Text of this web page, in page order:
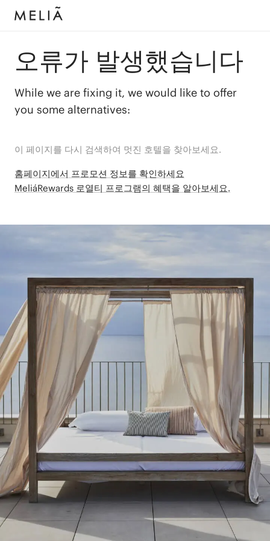
오류가 발생했습니다
While we are fixing it, we would like to offer
you some alternatives:
이 페이지를 다시 검색하여 멋진 호텔을 찾아보세요.
홈페이지에서 프로모션 정보를 확인하세요
MeliáRewards 로열티 프로그램의 혜택을 알아보세요.